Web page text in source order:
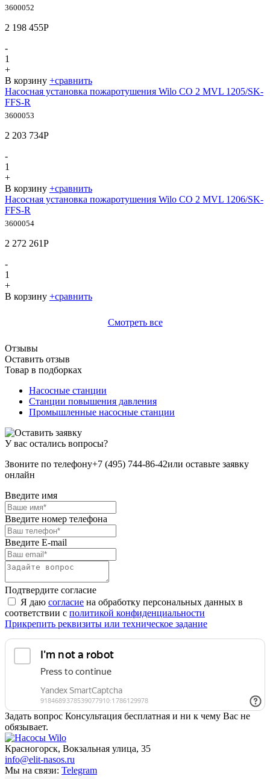
3600052
2 198 455Р
-
1
+
В корзину +сравнить
Насосная установка пожаротушения Wilo CO 2 MVL 1205/SK-
FFS-R
3600053
2 203 734Р
-
1
+
В корзину +сравнить
Насосная установка пожаротушения Wilo CO 2 MVL 1206/SK-
FFS-R
3600054
2 272 261Р
-
1
+
В корзину +сравнить
Смотреть все
Отзывы
Оставить отзыв
Товар в подборках
Насосные станции
Станции повышения давления
Промышленные насосные станции
У вас остались вопросы?
Звоните по телефону+7 (495) 744-86-42или оставьте заявку
онлайн
Введите имя
Введите номер телефона
Введите E-mail
Подтвердите согласие
Я даю согласие на обработку персональных данных в
соответствии с политикой конфиденциальности
Прикрепить реквизиты или техническое задание
Задать вопрос Консультация бесплатная и ни к чему Вас не
обязывает.
Красногорск, Вокзальная улица, 35
info@elit-nasos.ru
Мы на связи: Telegram